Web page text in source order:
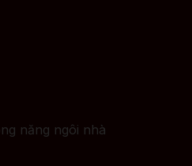
năng ngôi nhà